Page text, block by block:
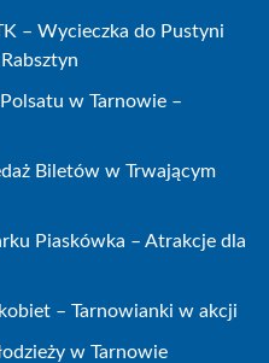
– Wycieczka do Pustyni
w Tarnowie –
Biletów w Trwającym
Piaskówka – Atrakcje dla
– Tarnowianki w akcji
w Tarnowie